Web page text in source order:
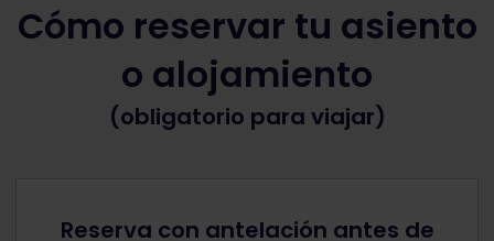
Cómo reservar tu asiento
o alojamiento
(obligatorio para viajar)
Reserva con antelación antes de